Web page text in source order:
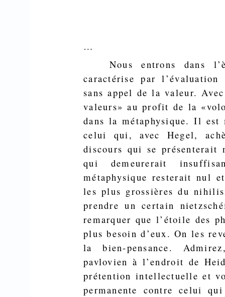
…
Nous entrons dans
caractérise par
sans appel de la valeur.
valeurs» au profit de la
dans la métaphy­sique. Il est
celui qui, avec Hegel,
discours qui se présenterait
qui demeurerait
métaphysique resterait nul
les plus grossières du
prendre un certain
remar­quer que l’étoile des
plus besoin d’eux. On les
la bien-pensance.
pavlovien à l’endroit de
prétention intellectuelle et
permanente contre celui